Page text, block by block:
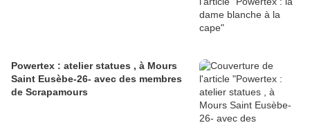
Powertex : atelier statues , à Mours
Saint Eusèbe-26- avec des membres
de Scrapamours